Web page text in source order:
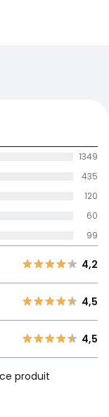
4,2
ce produit
99
60
120
435
1349
4,2
4,5
4,5
produit